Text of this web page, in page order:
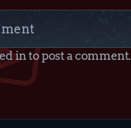
in to post a comment.